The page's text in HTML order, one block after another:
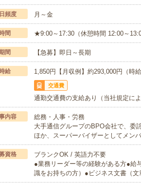
頻度 月～金
時間 ★9:00～17:30（休憩時間 12:00～
間 【急募】即日～長期
時給 1,850円【月収例】約293,000円（時
交通費
通勤交通費の支給あり（当社規定によ
内容
総務・人事・労務
大手通信グループのBPO会社で、委
ほか、スーパーバイザーとしてメン
資格
ブランクOK / 英語力不要
●業務リーダー等の経験がある方●給
識をお持ちの方）●ビジネス文書（